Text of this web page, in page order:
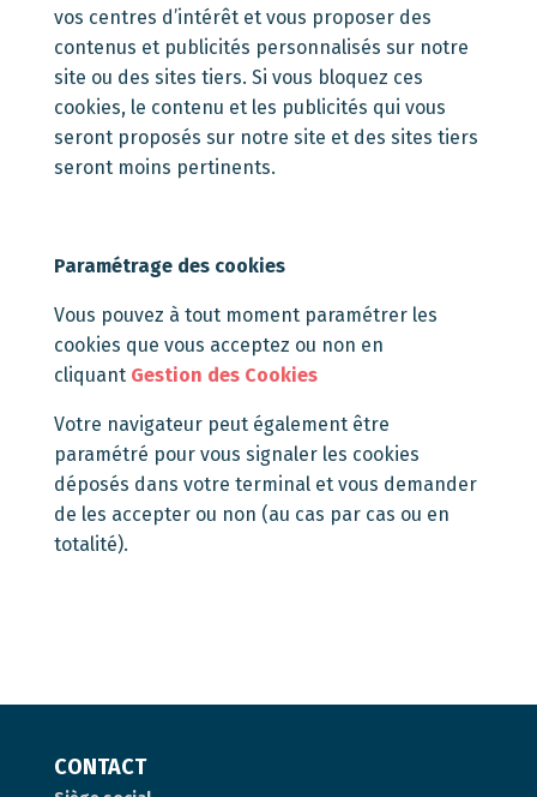
vos centres d’intérêt et vous proposer des
contenus et publicités personnalisés sur notre
site ou des sites tiers. Si vous bloquez ces
cookies, le contenu et les publicités qui vous
seront proposés sur notre site et des sites tiers
seront moins pertinents.
Paramétrage des cookies
Vous pouvez à tout moment paramétrer les
cookies que vous acceptez ou non en
cliquant Gestion des Cookies
Votre navigateur peut également être
paramétré pour vous signaler les cookies
déposés dans votre terminal et vous demander
de les accepter ou non (au cas par cas ou en
totalité).
CONTACT